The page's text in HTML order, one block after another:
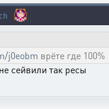
j0eobm врёте где 100%
сейвили так ресы